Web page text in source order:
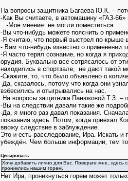
На вопросы защитника Багаева Ю.К. –
-Как Вы считаете, в автомашину «ГАЗ-
-Мое мнение: не могли поместиться.
-Вы что-нибудь можете пояснить о
-Я считаю, что первый выстрел по крыше
- Вам что-нибудь известно о применении
-Я часто терял сознание, но когда я
орудия. Буквально все сотрясалось от
находились в спортзале, не дают такой
-Скажите, то, что было объявлено о
-Да, сказалось, потому что когда они
взбесились и отыгрывались на нас.
На вопросы защитника Панюковой Т.З. –
-Вы на следствии давали такие же
-Да, я много раз давал показания.
показания здесь. Потом, когда приехал
ввожу следствие в заблуждение.
Это и есть расследование, Ира. Искать
убеждён. Чем больше информации, тем
Цитировать
Хочу добавить лично для Вас. Поверьте мне,
прониклись нашим горем.
Нет Ира, проникнуться горем может